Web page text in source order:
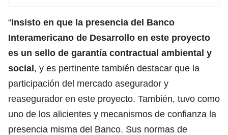
“Insisto en que la presencia del Banco
Interamericano de Desarrollo en este proyecto
es un sello de garantía contractual ambiental y
social, y es pertinente también destacar que la
participación del mercado asegurador y
reasegurador en este proyecto. También, tuvo como
uno de los alicientes y mecanismos de confianza la
presencia misma del Banco. Sus normas de